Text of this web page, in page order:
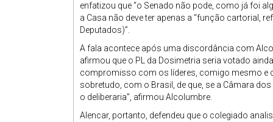
enfatizou que “o Senado não pode, como já foi
a Casa não deve ter apenas a “função cartorial,
Deputados)”.
A fala acontece após uma discordância com
afirmou que o PL da Dosimetria seria votado
compromisso com os líderes, comigo mesmo e
sobretudo, com o Brasil, de que, se a Câmara
o deliberaria”, afirmou Alcolumbre.
Alencar, portanto, defendeu que o colegiado